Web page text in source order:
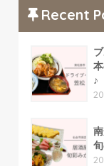
Recent
♪